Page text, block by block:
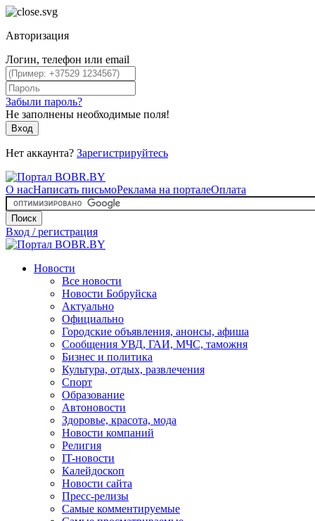
Авторизация
Логин, телефон или email
Забыли пароль?
Не заполнены необходимые поля!
Вход
Нет аккаунта? Зарегистрируйтесь
О насНаписать письмоРеклама на порталеОплата
Поиск
Вход / регистрация
Новости
Все новости
Новости Бобруйска
Актуально
Официально
Городские объявления, анонсы, афиша
Сообщения УВД, ГАИ, МЧС, таможня
Бизнес и политика
Культура, отдых, развлечения
Спорт
Образование
Автоновости
Здоровье, красота, мода
Новости компаний
Религия
IT-новости
Калейдоскоп
Новости сайта
Пресс-релизы
Самые комментируемые